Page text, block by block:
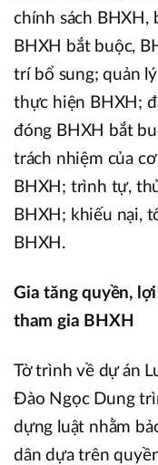
chính sách BHXH,
BHXH bắt buộc,
trí bổ sung; quản
thực hiện BHXH;
đóng BHXH bắt
trách nhiệm của
BHXH; trình tự,
BHXH; khiếu nại,
BHXH.
Gia tăng quyền,
tham gia BHXH
Tờ trình về dự án
Đào Ngọc Dung
dựng luật nhằm
dân dựa trên